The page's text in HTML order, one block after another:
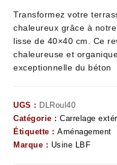
Transformez votre
chaleureux grâce à
lisse de 40×40 cm. Ce
chaleureuse et
exceptionnelle du béton
UGS : DLRoul40
Catégorie :Carrelage
Étiquette :Aménagement
Marque : Usine LBF